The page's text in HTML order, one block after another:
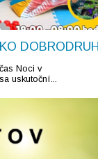
Noci v
uskutoční...